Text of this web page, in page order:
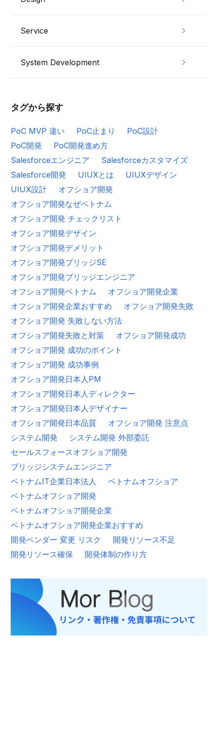
Service
System Development
タグから探す
PoC MVP 違い PoC止まり
PoC設計
PoC開発
PoC開発進め方
Salesforceエンジニア
Salesforceカスタマイズ
Salesforce開発
UIUXとは
UIUXデザイン
UIUX設計
オフショア開発
オフショア開発なぜベトナム
オフショア開発 チェックリスト
オフショア開発デザイン
オフショア開発デメリット
オフショア開発ブリッジSE
オフショア開発ブリッジエンジニア
オフショア開発ベトナム
オフショア開発企業
オフショア開発企業おすすめ
オフショア開発失敗
オフショア開発 失敗しない方法
オフショア開発失敗と対策
オフショア開発成功
オフショア開発 成功のポイント
オフショア開発 成功事例
オフショア開発日本人PM
オフショア開発日本人ディレクター
オフショア開発日本人デザイナー
オフショア開発日本品質
オフショア開発 注意点
システム開発
システム開発 外部委託
セールスフォースオフショア開発
ブリッジシステムエンジニア
ベトナムIT企業日本法人
ベトナムオフショア
ベトナムオフショア開発
ベトナムオフショア開発企業
ベトナムオフショア開発企業おすすめ
開発ベンダー 変更 リスク
開発リソース不足
開発リソース確保
開発体制の作り方